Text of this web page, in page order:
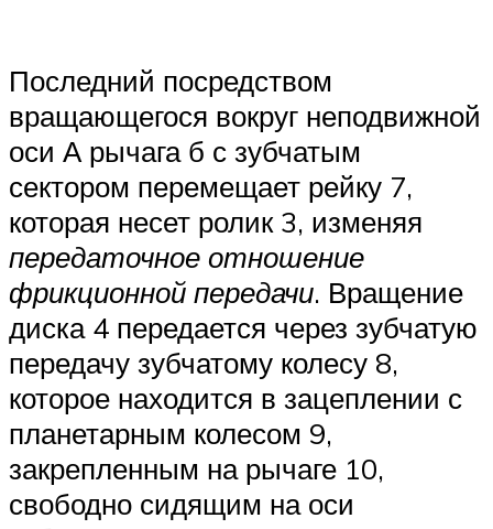
Последний посредством
вращающегося вокруг неподвижной
оси А рычага б с зубчатым
сектором перемещает рейку 7,
которая несет ролик 3, изменяя
передаточное отношение
фрикционной передачи. Вращение
диска 4 передается через зубчатую
передачу зубчатому колесу 8,
которое находится в зацеплении с
планетарным колесом 9,
закрепленным на рычаге 10,
свободно сидящим на оси